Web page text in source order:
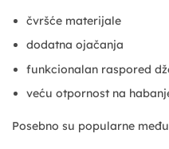
čvršće materijale
dodatna ojačanja
funkcionalan raspored
veću otpornost na
Posebno su popularne